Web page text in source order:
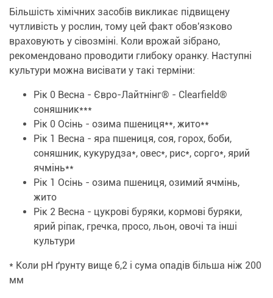
Більшість хімічних засобів викликає підвищену
чутливість у рослин, тому цей факт обов'язково
враховують у сівозміні. Коли врожай зібрано,
рекомендовано проводити глибоку оранку. Наступні
культури можна висівати у такі терміни:
Рік 0 Весна - Євро-Лайтнінг® - Clearfield®
соняшник***
Рік 0 Осінь - озима пшениця**, жито**
Рік 1 Весна - яра пшениця, соя, горох, боби,
соняшник, кукурудза*, овес*, рис*, сорго*, ярий
ячмінь**
Рік 1 Осінь - озима пшениця, озимий ячмінь,
жито
Рік 2 Весна - цукрові буряки, кормові буряки,
ярий ріпак, гречка, просо, льон, овочі та інші
культури
* Коли рН ґрунту вище 6,2 і сума опадів більша ніж 200
мм